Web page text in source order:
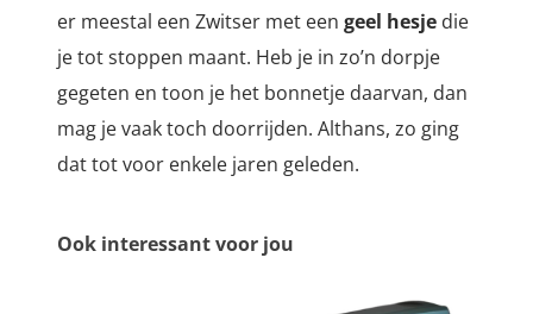
er meestal een Zwitser met een geel hesje die
je tot stoppen maant. Heb je in zo’n dorpje
gegeten en toon je het bonnetje daarvan, dan
mag je vaak toch doorrijden. Althans, zo ging
dat tot voor enkele jaren geleden.
Ook interessant voor jou